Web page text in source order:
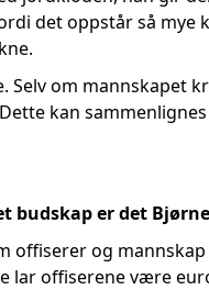
det oppstår så
Selv om mannskapet
kan
budskap er det
og
offiserene være